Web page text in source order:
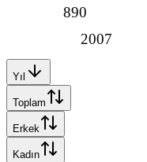
2007
890
Yıl
Toplam
Erkek
Kadın